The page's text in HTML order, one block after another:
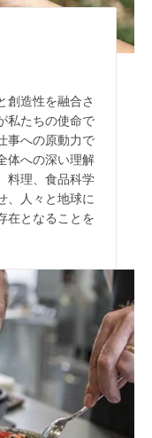
創造性を融合さ
私たちの使命で
事への原動力で
体への深い理解
料理、食品科学
、人々と地球に
在となることを